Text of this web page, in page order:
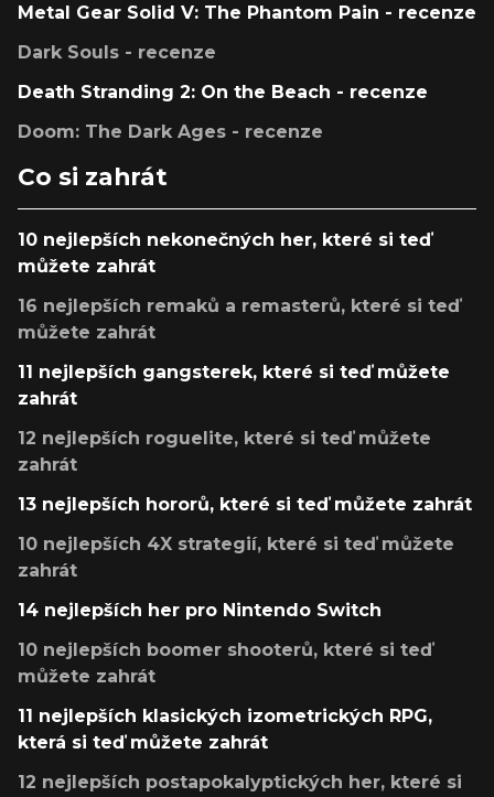
Metal Gear Solid V: The Phantom Pain - recenze
Dark Souls - recenze
Death Stranding 2: On the Beach - recenze
Doom: The Dark Ages - recenze
Co si zahrát
10 nejlepších nekonečných her, které si teď
můžete zahrát
16 nejlepších remaků a remasterů, které si teď
můžete zahrát
11 nejlepších gangsterek, které si teď můžete
zahrát
12 nejlepších roguelite, které si teď můžete
zahrát
13 nejlepších hororů, které si teď můžete zahrát
10 nejlepších 4X strategií, které si teď můžete
zahrát
14 nejlepších her pro Nintendo Switch
10 nejlepších boomer shooterů, které si teď
můžete zahrát
11 nejlepších klasických izometrických RPG,
která si teď můžete zahrát
12 nejlepších postapokalyptických her, které si